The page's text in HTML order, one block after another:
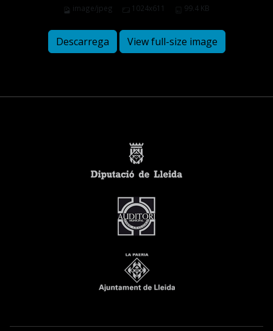
image/jpeg 1024x611 99.4 KB
Descarrega View full-size image